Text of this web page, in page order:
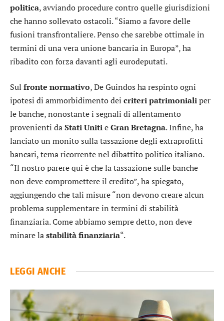
politica, avviando procedure contro quelle giurisdizioni
che hanno sollevato ostacoli. “Siamo a favore delle
fusioni transfrontaliere. Penso che sarebbe ottimale in
termini di una vera unione bancaria in Europa”, ha
ribadito con forza davanti agli eurodeputati.
Sul fronte normativo, De Guindos ha respinto ogni
ipotesi di ammorbidimento dei criteripatrimonialiper
le banche, nonostante i segnali di allentamento
provenienti daStatiUnitieGranBretagna. Infine, ha
lanciato un monito sulla tassazione degli extraprofitti
bancari, tema ricorrente nel dibattito politico italiano.
“Il nostro parere qui è che la tassazione sulle banche
non deve compromettere il credito”, ha spiegato,
aggiungendo che tali misure “non devono creare alcun
problema supplementare in termini di stabilità
finanziaria. Come abbiamo sempre detto, non deve
minare lastabilitàfinanziaria“.
LEGGI ANCHE